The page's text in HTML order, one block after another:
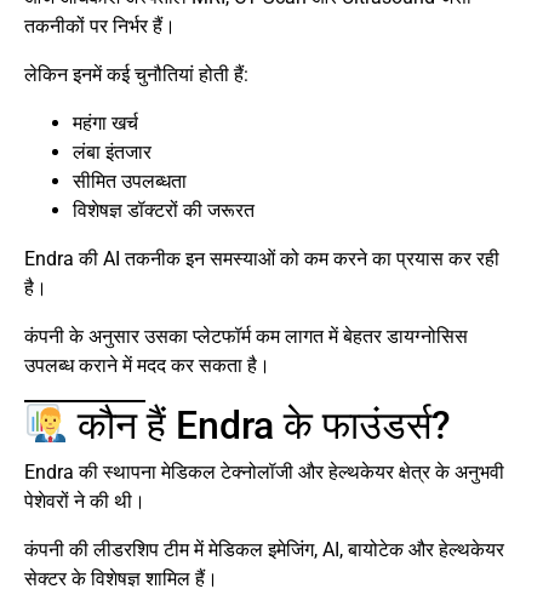
तकनीकों पर निर्भर हैं।
लेकिन इनमें कई चुनौतियां होती हैं:
महंगा खर्च
लंबा इंतजार
सीमित उपलब्धता
विशेषज्ञ डॉक्टरों की जरूरत
Endra की AI तकनीक इन समस्याओं को कम करने का प्रयास कर रही
है।
कंपनी के अनुसार उसका प्लेटफॉर्म कम लागत में बेहतर डायग्नोसिस
उपलब्ध कराने में मदद कर सकता है।
कौन हैं Endra के फाउंडर्स?
Endra की स्थापना मेडिकल टेक्नोलॉजी और हेल्थकेयर क्षेत्र के अनुभवी
पेशेवरों ने की थी।
कंपनी की लीडरशिप टीम में मेडिकल इमेजिंग, AI, बायोटेक और हेल्थकेयर
सेक्टर के विशेषज्ञ शामिल हैं।